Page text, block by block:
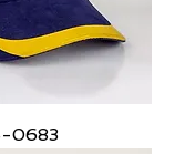
0683